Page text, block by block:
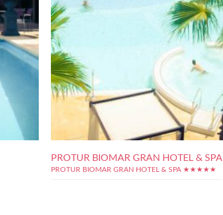
PROTUR BIOMAR GRAN HOTEL & SPA
PROTUR BIOMAR GRAN HOTEL & SPA ★★★★★